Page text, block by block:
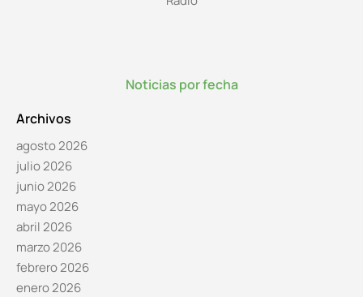
Noticias por fecha
Archivos
agosto 2026
julio 2026
junio 2026
mayo 2026
abril 2026
marzo 2026
febrero 2026
enero 2026